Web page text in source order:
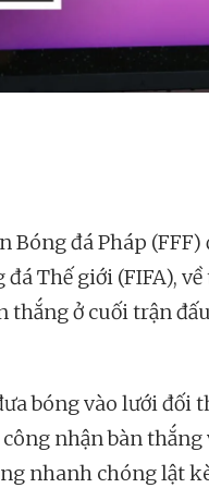
Bóng đá Pháp (FFF)
Thế giới (FIFA),
thắng ở cuối trận
bóng vào lưới đối
nhận bàn thắng
nhanh chóng lật